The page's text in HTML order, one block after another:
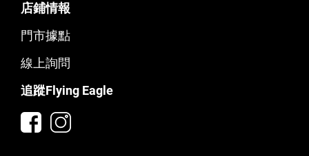
店鋪情報
門市據點
線上詢問
追蹤Flying Eagle